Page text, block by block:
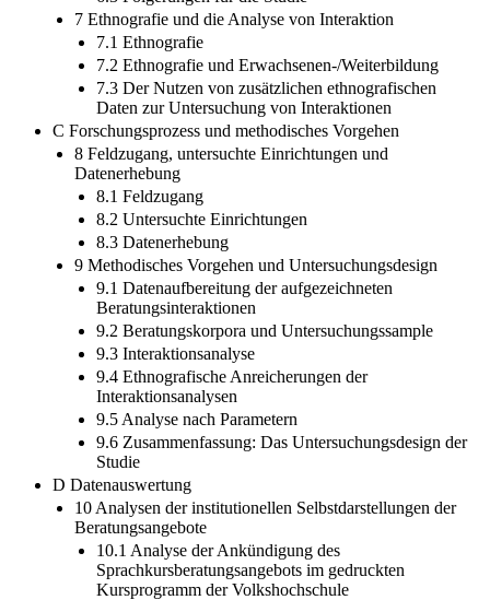
7 Ethnografie und die Analyse von Interaktion
7.1 Ethnografie
7.2 Ethnografie und Erwachsenen-/Weiterbildung
7.3 Der Nutzen von zusätzlichen ethnografischen
Daten zur Untersuchung von Interaktionen
C Forschungsprozess und methodisches Vorgehen
8 Feldzugang, untersuchte Einrichtungen und
Datenerhebung
8.1 Feldzugang
8.2 Untersuchte Einrichtungen
8.3 Datenerhebung
9 Methodisches Vorgehen und Untersuchungsdesign
9.1 Datenaufbereitung der aufgezeichneten
Beratungsinteraktionen
9.2 Beratungskorpora und Untersuchungssample
9.3 Interaktionsanalyse
9.4 Ethnografische Anreicherungen der
Interaktionsanalysen
9.5 Analyse nach Parametern
9.6 Zusammenfassung: Das Untersuchungsdesign der
Studie
D Datenauswertung
10 Analysen der institutionellen Selbstdarstellungen der
Beratungsangebote
10.1 Analyse der Ankündigung des
Sprachkursberatungsangebots im gedruckten
Kursprogramm der Volkshochschule